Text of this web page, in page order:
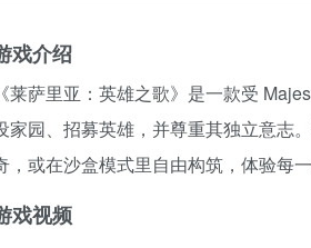
戏介绍
《莱萨里亚：英雄之歌》是一款受
家园、招募英雄，并尊重其独立意志
，或在沙盒模式里自由构筑，体验每
戏视频